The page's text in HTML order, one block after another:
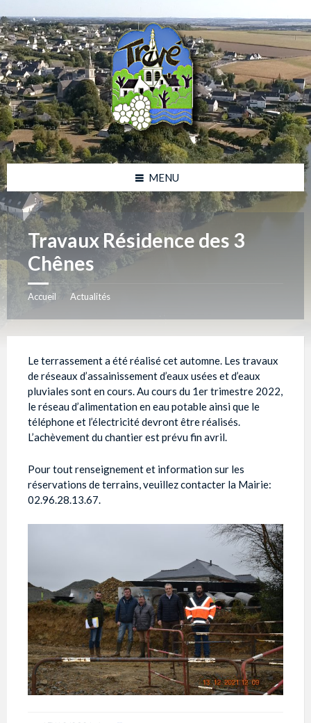
to
content
to
left
sidebar
to
right
sidebar
to
footer
MENU
Travaux Résidence des 3
Chênes
Accueil Actualités
Le terrassement a été réalisé cet automne. Les travaux
de réseaux d’assainissement d’eaux usées et d’eaux
pluviales sont en cours. Au cours du 1er trimestre 2022,
le réseau d’alimentation en eau potable ainsi que le
téléphone et l’électricité devront être réalisés.
L’achèvement du chantier est prévu fin avril.
Pour tout renseignement et information sur les
réservations de terrains, veuillez contacter la Mairie:
02.96.28.13.67.